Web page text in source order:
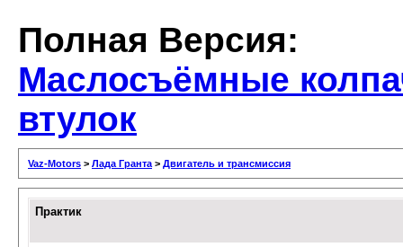
Полная Версия:
Маслосъёмные
втулок
Vaz-Motors > Лада Гранта > Двигатель и трансмиссия
Практик